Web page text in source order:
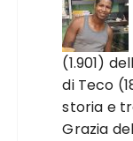
(1.901)
di Teco
storia e
Grazia